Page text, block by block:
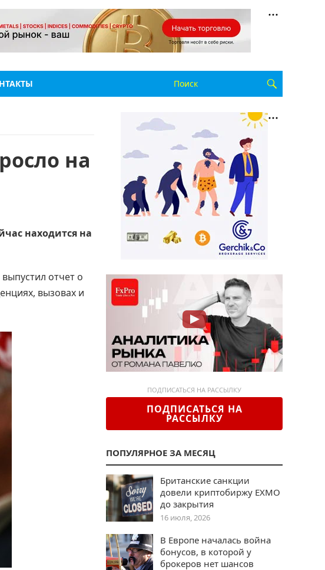
на
находится на
отчет о
вызовах и
ПОДПИСАТЬСЯ НА РАССЫЛКУ
ПОДПИСАТЬСЯ НА
РАССЫЛКУ
ПОПУЛЯРНОЕ ЗА МЕСЯЦ
Британские санкции
довели криптобиржу EXMO
до закрытия
16 июля, 2026
В Европе началась война
бонусов, в которой у
брокеров нет шансов